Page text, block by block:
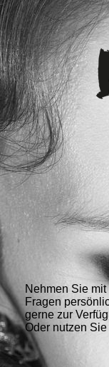
Nehmen Sie
Fragen
gerne zur
Oder nutzen